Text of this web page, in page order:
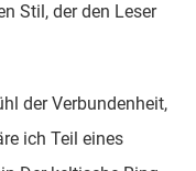
Stil, der den Leser
der Verbundenheit,
ich Teil eines